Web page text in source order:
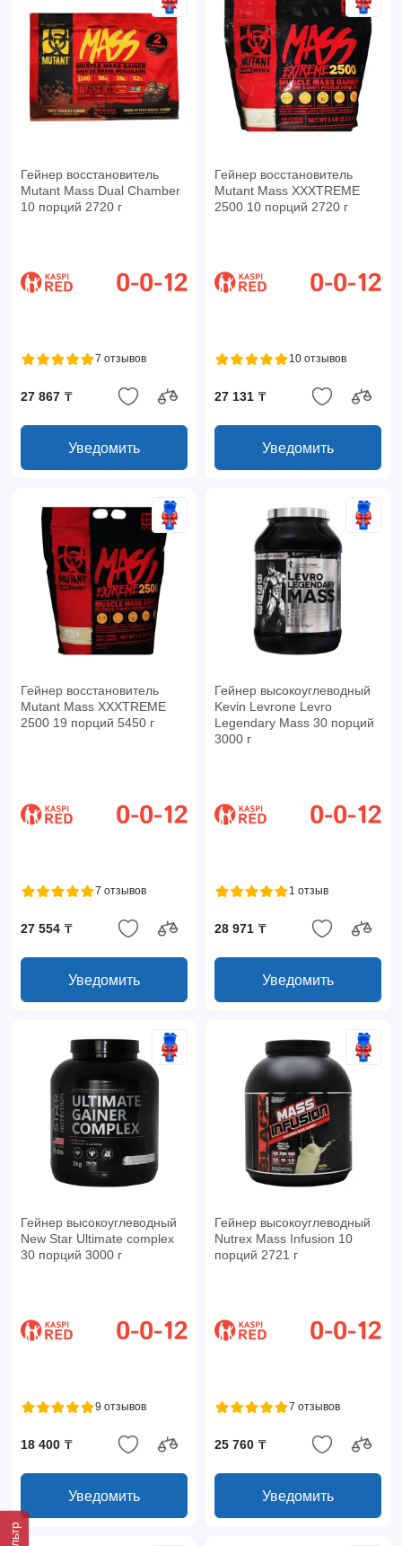
Гейнер восстановитель
Mutant Mass Dual Chamber
10 порций 2720 г
7 отзывов
27 867 ₸
Уведомить
Гейнер восстановитель
Mutant Mass XXXTREME
2500 10 порций 2720 г
10 отзывов
27 131 ₸
Уведомить
Гейнер восстановитель
Mutant Mass XXXTREME
2500 19 порций 5450 г
7 отзывов
27 554 ₸
Уведомить
Гейнер высокоуглеводный
Kevin Levrone Levro
Legendary Mass 30 порций
3000 г
1 отзыв
28 971 ₸
Уведомить
Гейнер высокоуглеводный
New Star Ultimate complex
30 порций 3000 г
9 отзывов
18 400 ₸
Уведомить
Гейнер высокоуглеводный
Nutrex Mass Infusion 10
порций 2721 г
7 отзывов
25 760 ₸
Уведомить